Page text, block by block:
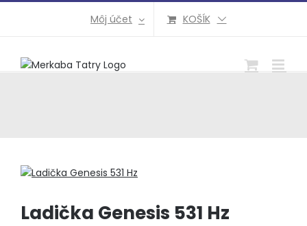
Môj účet KOŠÍK
Ladička Genesis 531 Hz